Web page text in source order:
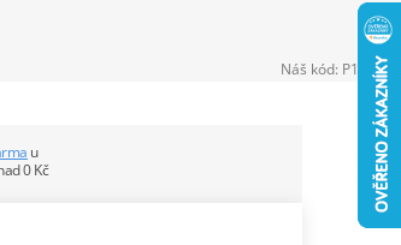
u
0 Kč
Náš kód: P104378